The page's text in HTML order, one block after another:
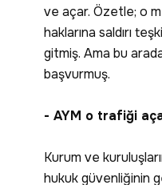
ve açar. Özetle; o
haklarına saldırı
gitmiş. Ama bu
başvurmuş.
- AYM o trafiği
Kurum ve
hukuk güvenliğinin